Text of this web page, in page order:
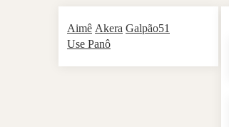
Aimê Akera Galpão51
Use Panô